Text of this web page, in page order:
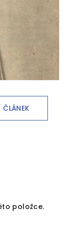
ČLÁNEK
položce.